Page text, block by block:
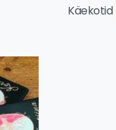
Käekotid